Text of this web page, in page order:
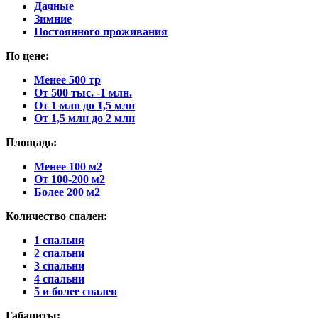
Дачные
Зимние
Постоянного проживания
По цене:
Менее 500 тр
От 500 тыс. -1 млн.
От 1 млн до 1,5 млн
От 1,5 млн до 2 млн
Площадь:
Менее 100 м2
От 100-200 м2
Более 200 м2
Количество спален:
1 спальня
2 спальни
3 спальни
4 спальни
5 и более спален